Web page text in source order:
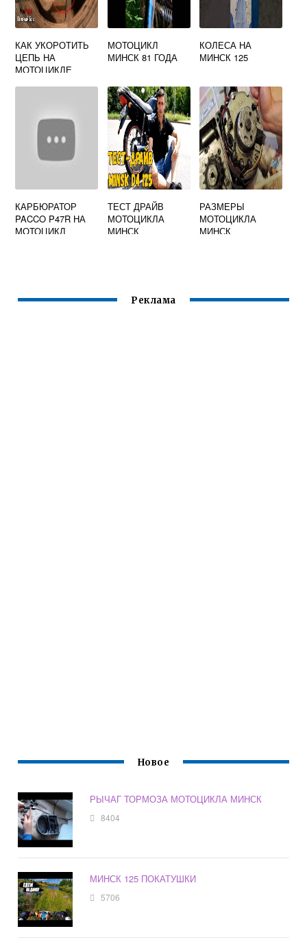
КАК УКОРОТИТЬ
ЦЕПЬ НА
МОТОЦИКЛЕ
МОТОЦИКЛ
МИНСК 81 ГОДА
КОЛЕСА НА
МИНСК 125
КАРБЮРАТОР
PACCO P47R НА
МОТОЦИКЛ
ТЕСТ ДРАЙВ
МОТОЦИКЛА
МИНСК
РАЗМЕРЫ
МОТОЦИКЛА
МИНСК
Реклама
Новое
РЫЧАГ ТОРМОЗА МОТОЦИКЛА МИНСК
8404
МИНСК 125 ПОКАТУШКИ
5706